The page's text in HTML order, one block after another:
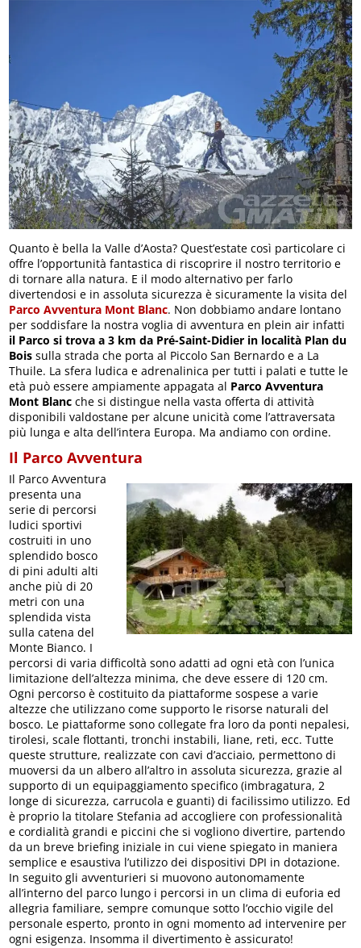
Quanto è bella la Valle d’Aosta? Quest’estate così particolare ci
offre l’opportunità fantastica di riscoprire il nostro territorio e
di tornare alla natura. E il modo alternativo per farlo
divertendosi e in assoluta sicurezza è sicuramente la visita del
Parco Avventura Mont Blanc. Non dobbiamo andare lontano
per soddisfare la nostra voglia di avventura en plein air infatti
il Parco si trova a 3 km da Pré-Saint-Didier in località Plan du
Bois sulla strada che porta al Piccolo San Bernardo e a La
Thuile. La sfera ludica e adrenalinica per tutti i palati e tutte le
età può essere ampiamente appagata al Parco Avventura
Mont Blanc che si distingue nella vasta offerta di attività
disponibili valdostane per alcune unicità come l’attraversata
più lunga e alta dell’intera Europa. Ma andiamo con ordine.
Il Parco Avventura
Il Parco Avventura
presenta una
serie di percorsi
ludici sportivi
costruiti in uno
splendido bosco
di pini adulti alti
anche più di 20
metri con una
splendida vista
sulla catena del
Monte Bianco. I
percorsi di varia difficoltà sono adatti ad ogni età con l’unica
limitazione dell’altezza minima, che deve essere di 120 cm.
Ogni percorso è costituito da piattaforme sospese a varie
altezze che utilizzano come supporto le risorse naturali del
bosco. Le piattaforme sono collegate fra loro da ponti nepalesi,
tirolesi, scale flottanti, tronchi instabili, liane, reti, ecc. Tutte
queste strutture, realizzate con cavi d’acciaio, permettono di
muoversi da un albero all’altro in assoluta sicurezza, grazie al
supporto di un equipaggiamento specifico (imbragatura, 2
longe di sicurezza, carrucola e guanti) di facilissimo utilizzo. Ed
è proprio la titolare Stefania ad accogliere con professionalità
e cordialità grandi e piccini che si vogliono divertire, partendo
da un breve briefing iniziale in cui viene spiegato in maniera
semplice e esaustiva l’utilizzo dei dispositivi DPI in dotazione.
In seguito gli avventurieri si muovono autonomamente
all’interno del parco lungo i percorsi in un clima di euforia ed
allegria familiare, sempre comunque sotto l’occhio vigile del
personale esperto, pronto in ogni momento ad intervenire per
ogni esigenza. Insomma il divertimento è assicurato!